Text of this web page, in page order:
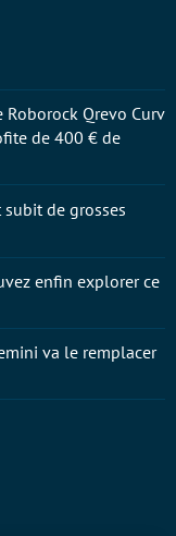
Qrevo Curv
de 400 € de
de grosses
enfin explorer ce
va le remplacer